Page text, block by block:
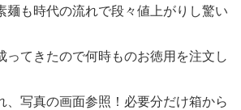
麺も時代の流れで段々値上がりし驚い
ってきたので何時ものお徳用を注文し
、写真の画面参照！必要分だけ箱から